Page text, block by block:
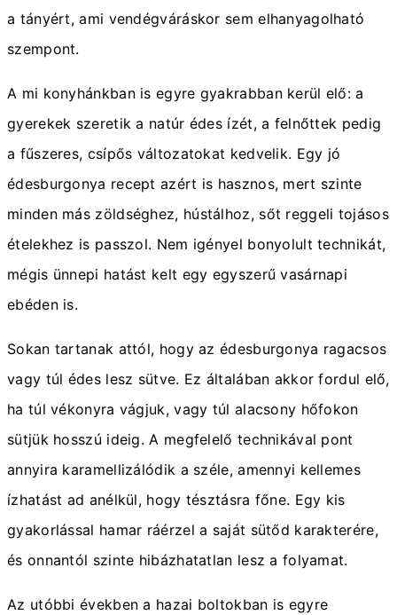
a tányért, ami vendégváráskor sem elhanyagolható
szempont.
A mi konyhánkban is egyre gyakrabban kerül elő: a
gyerekek szeretik a natúr édes ízét, a felnőttek pedig
a fűszeres, csípős változatokat kedvelik. Egy jó
édesburgonya recept azért is hasznos, mert szinte
minden más zöldséghez, hústálhoz, sőt reggeli tojásos
ételekhez is passzol. Nem igényel bonyolult technikát,
mégis ünnepi hatást kelt egy egyszerű vasárnapi
ebéden is.
Sokan tartanak attól, hogy az édesburgonya ragacsos
vagy túl édes lesz sütve. Ez általában akkor fordul elő,
ha túl vékonyra vágjuk, vagy túl alacsony hőfokon
sütjük hosszú ideig. A megfelelő technikával pont
annyira karamellizálódik a széle, amennyi kellemes
ízhatást ad anélkül, hogy tésztásra főne. Egy kis
gyakorlással hamar ráérzel a saját sütőd karakterére,
és onnantól szinte hibázhatatlan lesz a folyamat.
Az utóbbi években a hazai boltokban is egyre